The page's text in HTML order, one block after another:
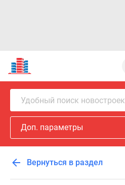
Новостройки
Квартиры
Ипотека
Новостройки
Москвы
Новостройки
Подмосковья
Новостройки
Москвы
Готовые
Удобный поиск новостроек
Доп. параметры
Вернуться в раздел